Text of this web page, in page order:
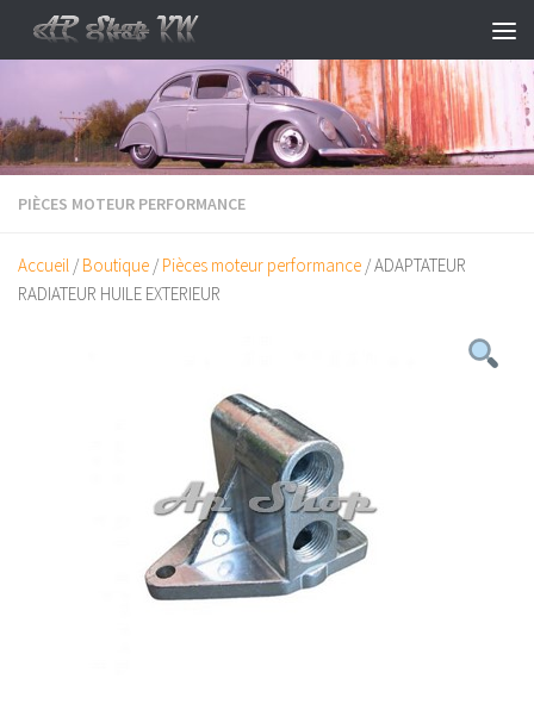
Skip to content
PIÈCES MOTEUR PERFORMANCE
Accueil / Boutique / Pièces moteur performance / ADAPTATEUR
RADIATEUR HUILE EXTERIEUR